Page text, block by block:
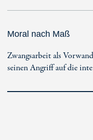
Moral nach Maß
Zwangsarbeit als
seinen Angriff auf die